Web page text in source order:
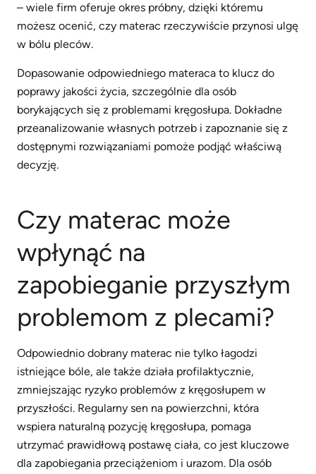
– wiele firm oferuje okres próbny, dzięki któremu
możesz ocenić, czy materac rzeczywiście przynosi ulgę
w bólu pleców.
Dopasowanie odpowiedniego materaca to klucz do
poprawy jakości życia, szczególnie dla osób
borykających się z problemami kręgosłupa. Dokładne
przeanalizowanie własnych potrzeb i zapoznanie się z
dostępnymi rozwiązaniami pomoże podjąć właściwą
decyzję.
Czy materac może
wpłynąć na
zapobieganie przyszłym
problemom z plecami?
Odpowiednio dobrany materac nie tylko łagodzi
istniejące bóle, ale także działa profilaktycznie,
zmniejszając ryzyko problemów z kręgosłupem w
przyszłości. Regularny sen na powierzchni, która
wspiera naturalną pozycję kręgosłupa, pomaga
utrzymać prawidłową postawę ciała, co jest kluczowe
dla zapobiegania przeciążeniom i urazom. Dla osób